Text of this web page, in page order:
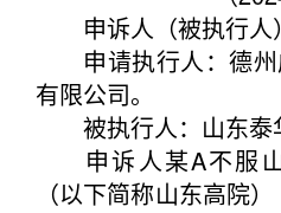
申诉人（被执行人
申请执行人：德州
有限公司。
被执行人：山东泰
申诉人某A不服山
（以下简称山东高院